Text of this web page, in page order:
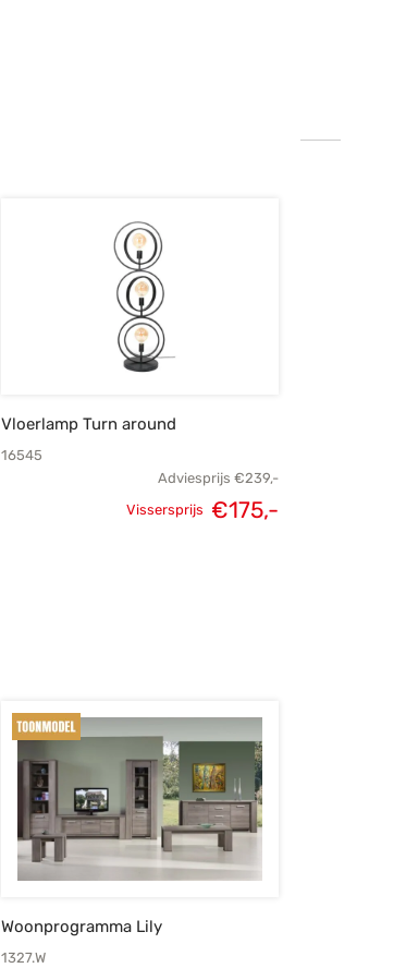
Vloerlamp Turn around
16545
Adviesprijs €239,-
Vissersprijs €175,-
Woonprogramma Lily
1327.W